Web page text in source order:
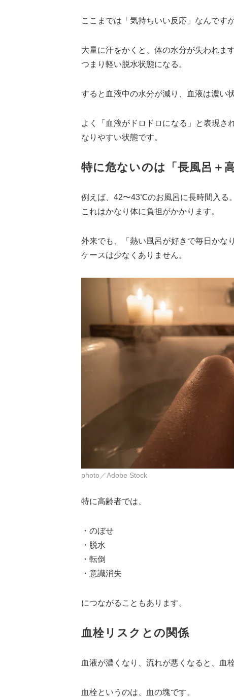
ここまでは「気持ちいい反応」なんです
大量に汗をかくと、体の水分が失われます
つまり軽い脱水状態になる。
すると血液中の水分が減り、血液は濃い
よく「血液がドロドロになる」と表現さ
なりやすい状態です。
特に危ないのは「長風呂＋高
例えば、42〜43℃のお風呂に長時間入る。
これはかなり体に負担がかかります。
外来でも、「熱い風呂が好きで毎日かな
ケースは少なくありません。
photo／Adobe Stock
特に高齢者では、
・のぼせ
・脱水
・転倒
・意識消失
につながることもあります。
血栓リスクとの関係
血液が濃くなり、流れが悪くなると、血
血栓というのは、血の塊です。